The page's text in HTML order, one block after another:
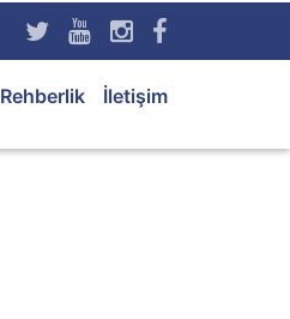
Rehberlik İletişim